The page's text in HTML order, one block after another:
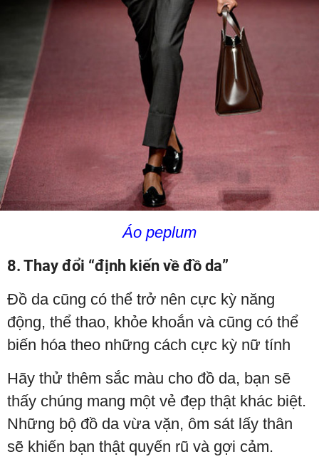
Áo peplum
8. Thay đổi “định kiến về đồ da”
Đồ da cũng có thể trở nên cực kỳ năng
động, thể thao, khỏe khoắn và cũng có thể
biến hóa theo những cách cực kỳ nữ tính
Hãy thử thêm sắc màu cho đồ da, bạn sẽ
thấy chúng mang một vẻ đẹp thật khác biệt.
Những bộ đồ da vừa vặn, ôm sát lấy thân
sẽ khiến bạn thật quyến rũ và gợi cảm.